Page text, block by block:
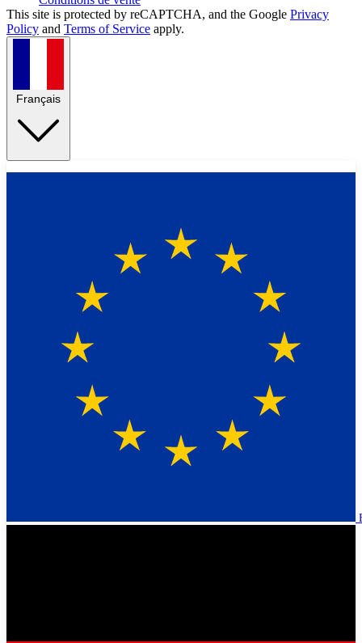
This site is protected by reCAPTCHA, and the Google Privacy
Policy and Terms of Service apply.
Français